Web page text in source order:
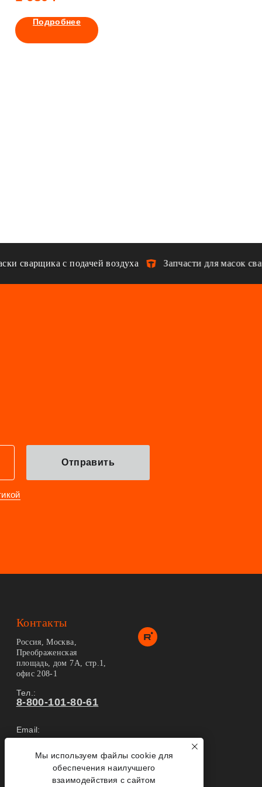
Подробнее
сварщика с подачей воздуха Запчасти для масок
Отправить
Контакты
Россия, Москва,
Преображенская
площадь, дом 7А, стр.1,
офис 208-1
Тел.:
8-800-101-80-61
Email:
Карта сайта
Мы используем файлы cookie для
обеспечения наилучшего
взаимодействия с сайтом